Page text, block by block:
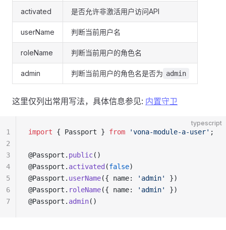
activated 是否允许非激活用户访问API
userName 判断当前用户名
roleName 判断当前用户的角色名
admin 判断当前用户的角色名是否为 admin
这里仅列出常用写法，具体信息参见: 内置守卫
typescript
import { Passport } from 'vona-module-a-user' ;
@Passport. public()
@Passport. activated (false)
@Passport. userName({ name: 'admin'
})
@Passport. roleName({ name: 'admin'
})
@Passport. admin()
1
2
3
4
5
6
7